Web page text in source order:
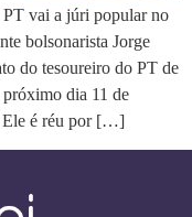
vai a júri popular no
bolsonarista Jorge
do tesoureiro do PT de
dia 11 de
Ele é réu por […]